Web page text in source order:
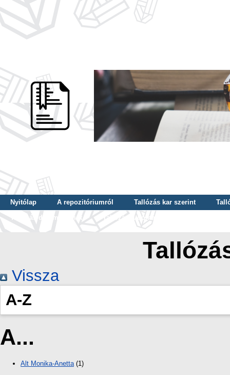
Nyitólap A repozitóriumról Tallózás kar szerint
Tallózás dátum szerint
Tallózás tudományterület szerint
Vissza
A-Z
A...
Alt Monika-Anetta(1)